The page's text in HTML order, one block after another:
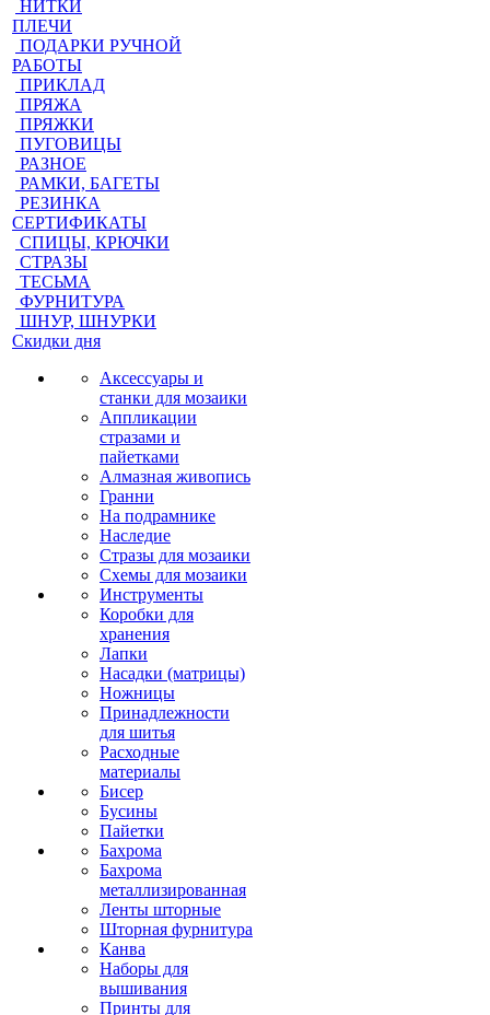
НИТКИ
ПЛЕЧИ
ПОДАРКИ РУЧНОЙ
РАБОТЫ
ПРИКЛАД
ПРЯЖА
ПРЯЖКИ
ПУГОВИЦЫ
РАЗНОЕ
РАМКИ, БАГЕТЫ
РЕЗИНКА
СЕРТИФИКАТЫ
СПИЦЫ, КРЮЧКИ
СТРАЗЫ
ТЕСЬМА
ФУРНИТУРА
ШНУР, ШНУРКИ
Скидки дня
Аксессуары и
станки для мозаики
Аппликации
стразами и
пайетками
Алмазная живопись
Гранни
На подрамнике
Наследие
Стразы для мозаики
Схемы для мозаики
Инструменты
Коробки для
хранения
Лапки
Насадки (матрицы)
Ножницы
Принадлежности
для шитья
Расходные
материалы
Бисер
Бусины
Пайетки
Бахрома
Бахрома
металлизированная
Ленты шторные
Шторная фурнитура
Канва
Наборы для
вышивания
Принты для